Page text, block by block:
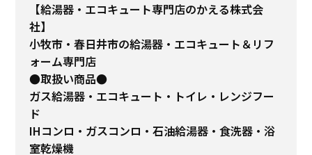
【給湯器・エコキュート専門店のかえる株式会
社】
小牧市・春日井市の給湯器・エコキュート＆リフ
ォーム専門店
●取扱い商品●
ガス給湯器・エコキュート・トイレ・レンジフー
ド
IHコンロ・ガスコンロ・石油給湯器・食洗器・浴
室乾燥機